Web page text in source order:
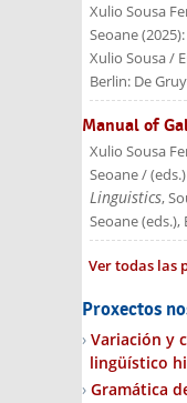
Xulio Sousa
Seoane(2025):
Xulio Sousa /
Berlin: De
Manual of
Xulio Sousa
Seoane / (eds.)
Linguistics,
Seoane (eds.),
Ver todas las
Proxectos
Variación y
lingüístico
Gramática